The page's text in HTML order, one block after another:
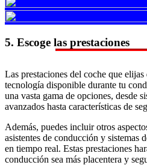
5. Escoge las prestaciones
Las prestaciones del coche que
tecnología disponible durante tu
una vasta gama de opciones, desde
avanzados hasta características de
Además, puedes incluir otros
asistentes de conducción y sistemas
en tiempo real. Estas prestaciones
conducción sea más placentera y